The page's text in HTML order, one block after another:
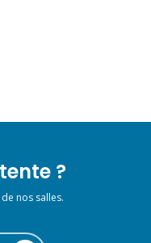
?
nos salles.